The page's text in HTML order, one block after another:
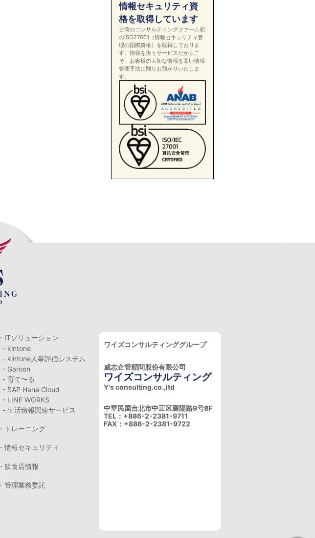
情報セキュリティ資
格を取得しています
台湾のコンサルティングファーム初
のISO27001（情報セキュリティ管
理の国際資格）を取得しておりま
す。情報を扱うサービスだからこ
そ、お客様の大切な情報を高い情報
管理手法に則りお預かりいたしま
す。
・ITソリューション
- kintone
- kintone人事評価システム
- Garoon
- 育て〜る
- SAP Hana Cloud
- LINE WORKS
- 生活情報関連サービス
・トレーニング
・情報セキュリティ
・飲食店情報
・管理業務委託
ワイズコンサルティンググループ
威志企管顧問股份有限公司
ワイズコンサルティング
Y's consulting.co.,ltd
中華民国台北市中正区襄陽路9号8F
TEL：+886-2-2381-9711
FAX：+886-2-2381-9722